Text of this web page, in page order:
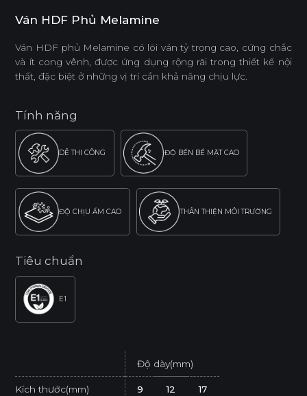
Ván HDF Phủ Melamine
Ván HDF phủ Melamine có lõi ván tỷ trọng cao, cứng chắc
và ít cong vênh, được ứng dụng rộng rãi trong thiết kế nội
thất, đặc biệt ở những vị trí cần khả năng chịu lực.
Tính năng
DỄ THI CÔNG ĐỘ BỀN BỀ MẶT CAO
ĐỘ CHỊU ẨM CAO THÂN THIỆN MÔI TRƯỜNG
Tiêu chuẩn
E1
Độ dày(mm)
Kích thước(mm) 9 12 17